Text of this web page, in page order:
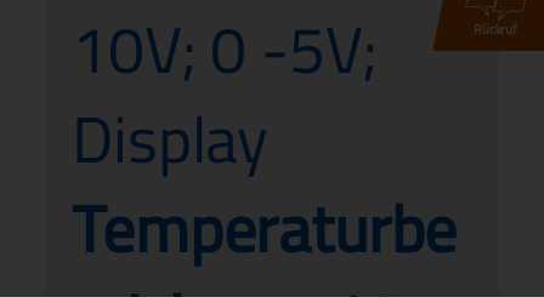
Rückruf
10V; 0 -5V;
Display
Temperaturbe